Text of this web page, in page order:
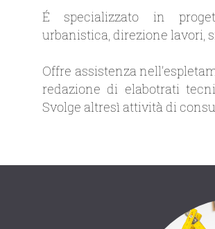
É specializzato in
urbanistica, direzione lavori,
Offre assistenza
redazione di elabotrati
Svolge altresì attività di